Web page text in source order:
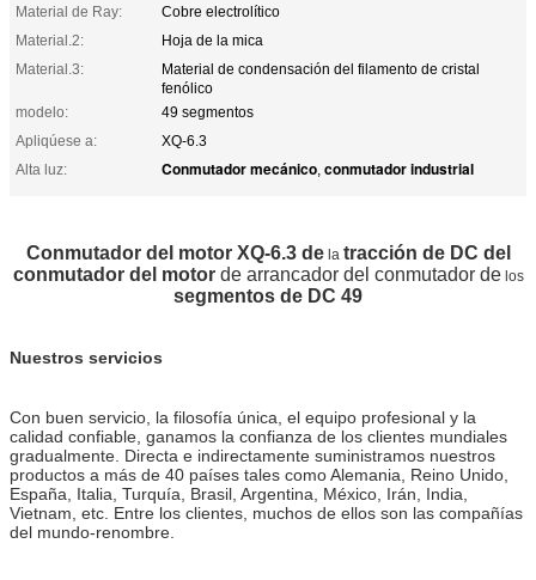
Material de Ray:
Cobre electrolítico
Material.2:
Hoja de la mica
Material.3:
Material de condensación del filamento de cristal
fenólico
modelo:
49 segmentos
Apliqúese a:
XQ-6.3
Alta luz:
Conmutador mecánico, conmutador industrial
Conmutador del motor XQ-6.3 dela tracción de DC del
conmutador del motorde arrancador del conmutador delos
segmentos de DC 49
Nuestros servicios
Con buen servicio, la filosofía única, el equipo profesional y la
calidad confiable, ganamos la confianza de los clientes mundiales
gradualmente. Directa e indirectamente suministramos nuestros
productos a más de 40 países tales como Alemania, Reino Unido,
España, Italia, Turquía, Brasil, Argentina, México, Irán, India,
Vietnam, etc. Entre los clientes, muchos de ellos son las compañías
del mundo-renombre.